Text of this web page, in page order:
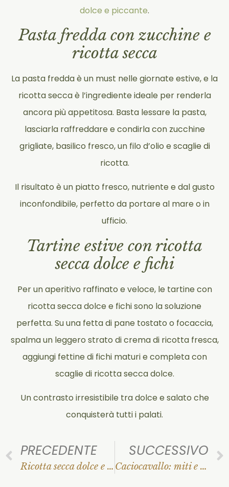
dolce e piccante.
Pasta fredda con zucchine e
ricotta secca
La pasta fredda è un must nelle giornate estive, e la
ricotta secca è l’ingrediente ideale per renderla
ancora più appetitosa. Basta lessare la pasta,
lasciarla raffreddare e condirla con zucchine
grigliate, basilico fresco, un filo d’olio e scaglie di
ricotta.
Il risultato è un piatto fresco, nutriente e dal gusto
inconfondibile, perfetto da portare al mare o in
ufficio.
Tartine estive con ricotta
secca dolce e fichi
Per un aperitivo raffinato e veloce, le tartine con
ricotta secca dolce e fichi sono la soluzione
perfetta. Su una fetta di pane tostato o focaccia,
spalma un leggero strato di crema di ricotta fresca,
aggiungi fettine di fichi maturi e completa con
scaglie di ricotta secca dolce.
Un contrasto irresistibile tra dolce e salato che
conquisterà tutti i palati.
PRECEDENTE
Ricotta secca dolce e piccante
SUCCESSIVO
Caciocavallo: miti e leggende